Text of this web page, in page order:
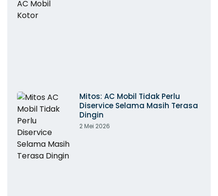
Mitos: AC Mobil Tidak Perlu
Diservice Selama Masih Terasa
Dingin
2 Mei 2026